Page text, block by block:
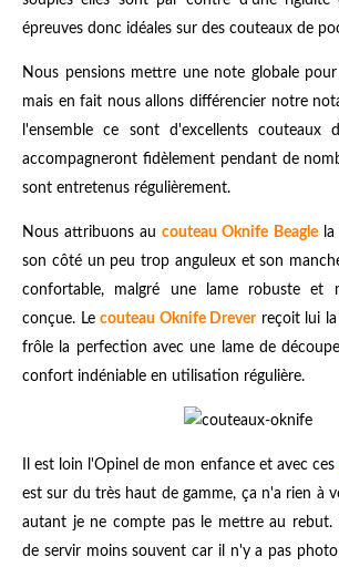
épreuves donc idéales sur des couteaux de
Nous pensions mettre une note globale
mais en fait nous allons différencier notre
l'ensemble ce sont d'excellents couteaux
accompagneront fidèlement pendant de
sont entretenus régulièrement.
Nous attribuons aucouteau Oknife Beaglela
son côté un peu trop anguleux et son
confortable, malgré une lame robuste et
conçue. Le couteau Oknife Dreverreçoit lui la
frôle la perfection avec une lame de
confort indéniable en utilisation régulière.
Il est loin l'Opinel de mon enfance et avec ces
est sur du très haut de gamme, ça n'a rien à
autant je ne compte pas le mettre au rebut.
de servir moins souvent car il n'y a pas